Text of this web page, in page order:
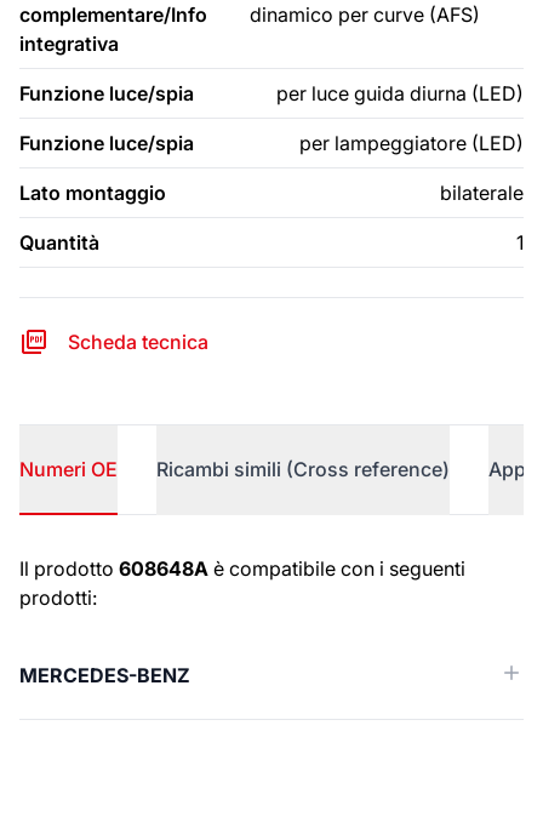
complementare/Info
integrativa
dinamico per curve (AFS)
Funzione luce/spia per luce guida diurna (LED)
Funzione luce/spia per lampeggiatore (LED)
Lato montaggio bilaterale
Quantità 1
Scheda tecnica
Numeri OE Ricambi simili (Cross reference)
Numeri OE
Il prodotto 608648A è compatibile con i seguenti
prodotti:
MERCEDES-BENZ